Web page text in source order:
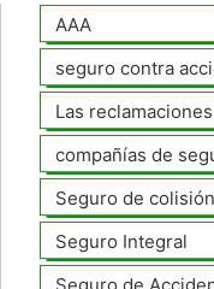
AAA
seguro contra
Las
compañías de
Seguro de colisión
Seguro Integral